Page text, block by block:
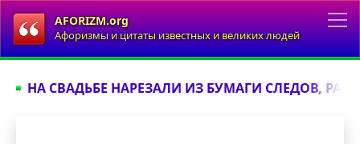
AFORIZM.org
Афоризмы и цитаты известных и великих людей
НА СВАДЬБЕ НАРЕЗАЛИ ИЗ БУМАГИ СЛЕДОВ,